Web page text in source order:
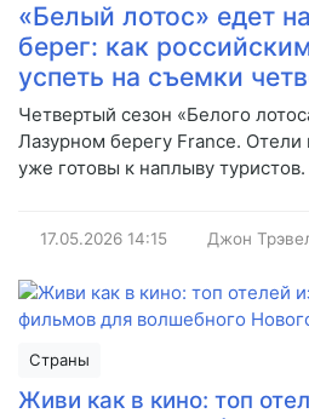
«Белый лотос» едет
берег: как
успеть на съемки
Четвертый сезон «Белого
Лазурном берегу France.
уже готовы к наплыву туристов.
17.05.2026 14:15 Джон
Страны
Живи как в кино: топ